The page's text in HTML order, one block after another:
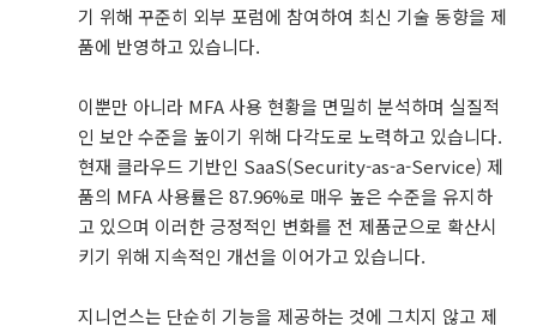
기 위해 꾸준히 외부 포럼에 참여하여 최신 기술 동향을 제
품에 반영하고 있습니다.
이뿐만 아니라 MFA 사용 현황을 면밀히 분석하며 실질적
인 보안 수준을 높이기 위해 다각도로 노력하고 있습니다.
현재 클라우드 기반인 SaaS(Security-as-a-Service) 제
품의 MFA 사용률은 87.96%로 매우 높은 수준을 유지하
고 있으며 이러한 긍정적인 변화를 전 제품군으로 확산시
키기 위해 지속적인 개선을 이어가고 있습니다.
지니언스는 단순히 기능을 제공하는 것에 그치지 않고 제